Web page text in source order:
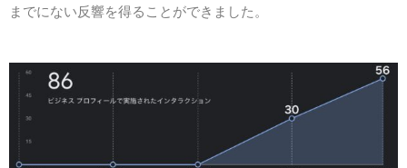
までにない反響を得ることができました。